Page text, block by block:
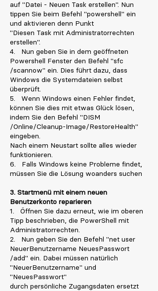
auf "Datei - Neuen Task erstellen". Nun
tippen Sie beim Befehl "powershell" ein
und aktivieren denn Punkt
"Diesen Task mit Administratorrechten
erstellen".
4. Nun geben Sie in dem geöffneten
Powershell Fenster den Befehl "sfc
/scannow" ein. Dies führt dazu, dass
Windows die Systemdateien selbst
überprüft.
5. Wenn Windows einen Fehler findet,
können Sie dies mit etwas Glück lösen,
indem Sie den Befehl "DISM
/Online/Cleanup-Image/RestoreHealth"
eingeben.
Nach einem Neustart sollte alles wieder
funktionieren.
6. Falls Windows keine Probleme findet,
müssen Sie die Lösung woanders suchen
3. Startmenü mit einem neuen
Benutzerkonto reparieren
1. Öffnen Sie dazu erneut, wie im oberen
Tipp beschrieben, die PowerShell mit
Administratorrechten.
2. Nun geben Sie den Befehl "net user
NeuerBenutzername NeuesPasswort
/add" ein. Dabei müssen natürlich
"NeuerBenutzername" und
"NeuesPasswort"
durch persönliche Zugangsdaten ersetzt